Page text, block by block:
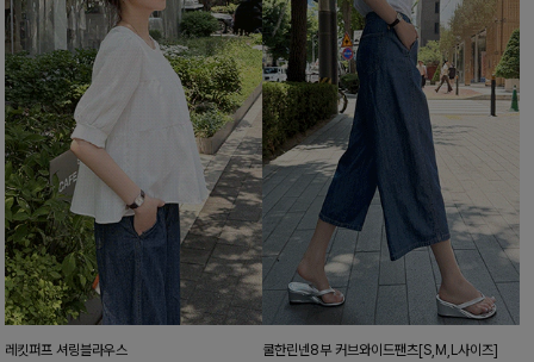
레킷퍼프 셔링블라우스 쿨한린넨8부 커브와이드팬츠[S,M,L사이즈]